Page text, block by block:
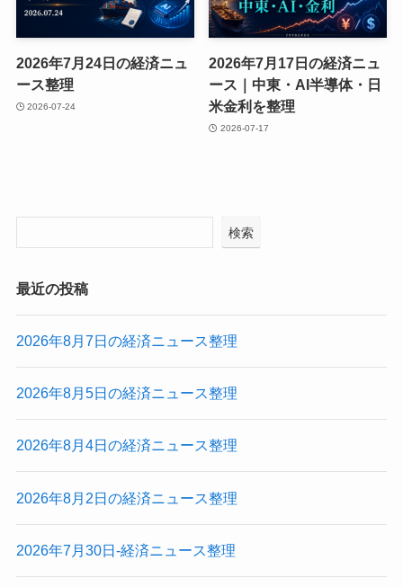
2026年7月24日の経済ニュ
ース整理
2026-07-24
2026年7月17日の経済ニュ
ース｜中東・AI半導体・日
米金利を整理
2026-07-17
検索
最近の投稿
2026年8月7日の経済ニュース整理
2026年8月5日の経済ニュース整理
2026年8月4日の経済ニュース整理
2026年8月2日の経済ニュース整理
2026年7月30日-経済ニュース整理